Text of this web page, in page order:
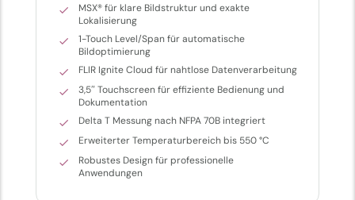
MSX® für klare Bildstruktur und exakte
Lokalisierung
1-Touch Level/Span für automatische
Bildoptimierung
FLIR Ignite Cloud für nahtlose Datenverarbeitung
3,5″ Touchscreen für effiziente Bedienung und
Dokumentation
Delta T Messung nach NFPA 70B integriert
Erweiterter Temperaturbereich bis 550 °C
Robustes Design für professionelle
Anwendungen